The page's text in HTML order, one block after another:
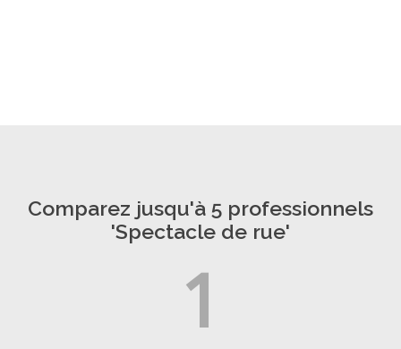
Comparez jusqu'à 5 professionnels
'Spectacle de rue'
1